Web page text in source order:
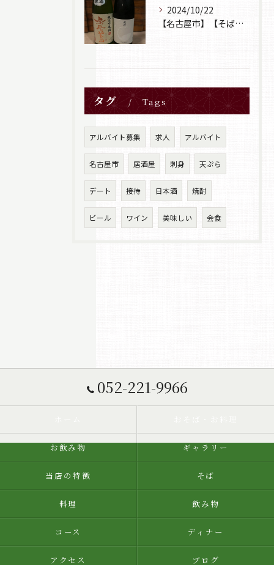
2024/10/22
【名古屋市】【そば居酒屋山葵】【日本酒】
タグ Tags
アルバイト募集 求人 アルバイト
名古屋市 居酒屋 刺身 天ぷら
デート 接待 日本酒 焼酎
ビール ワイン 美味しい 会食
052-221-9966
お飲み物 ギャラリー
当店の特徴 そば
料理 飲み物
コース ディナー
アクセス ブログ